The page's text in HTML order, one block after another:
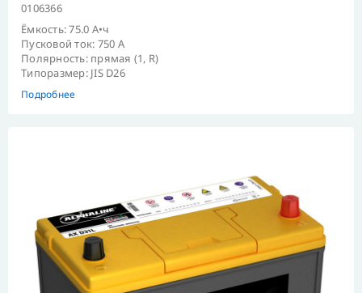
0106366
Ёмкость: 75.0 А•ч
Пусковой ток: 750 А
Полярность: прямая (1, R)
Типоразмер: JIS D26
Подробнее